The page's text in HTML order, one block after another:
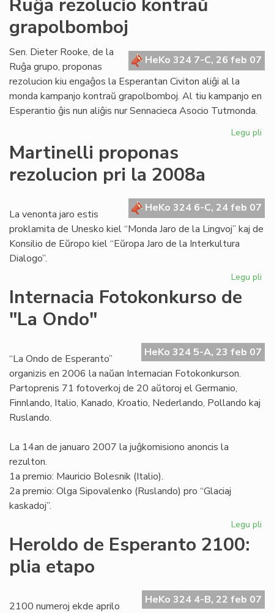
Ruĝa rezolucio kontraŭ
grapolbomboj
HeKo 324 7-C, 26 feb 07
Sen. Dieter Rooke, de la
Ruĝa grupo, proponas
rezolucion kiu engaĝos la Esperantan Civiton aliĝi al la
monda kampanjo kontraŭ grapolbomboj. Al tiu kampanjo en
Esperantio ĝis nun aliĝis nur Sennacieca Asocio Tutmonda.
Legu pli
Martinelli proponas
rezolucion pri la 2008a
HeKo 324 6-C, 24 feb 07
La venonta jaro estis
proklamita de Unesko kiel “Monda Jaro de la Lingvoj” kaj de
Konsilio de Eŭropo kiel “Eŭropa Jaro de la Interkultura
Dialogo”.
Legu pli
la
Internacia Fotokonkurso de
"La Ondo"
HeKo 324 5-A, 23 feb 07
“La Ondo de Esperanto”
organizis en 2006 la naŭan Internacian Fotokonkurson.
Partoprenis 71 fotoverkoj de 20 aŭtoroj el Germanio,
Finnlando, Italio, Kanado, Kroatio, Nederlando, Pollando kaj
Ruslando.
La 14an de januaro 2007 la juĝkomisiono anoncis la
rezulton.
1a premio: Mauricio Bolesnik (Italio).
2a premio: Olga Sipovalenko (Ruslando) pro “Glaciaj
kaskadoj”.
Legu pli
Heroldo de Esperanto 2100:
plia etapo
HeKo 324 4-B, 22 feb 07
2100 numeroj ekde aprilo